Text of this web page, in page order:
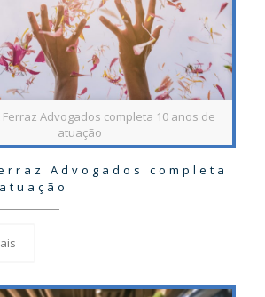
Advogados completa 10 anos de
atuação
Advogados completa